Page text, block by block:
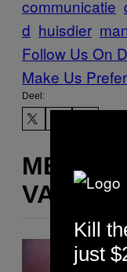
communicatie
d huisdier
Follow Us On
Make Us
Deel:
MEER
VAN DIT
Kill
just